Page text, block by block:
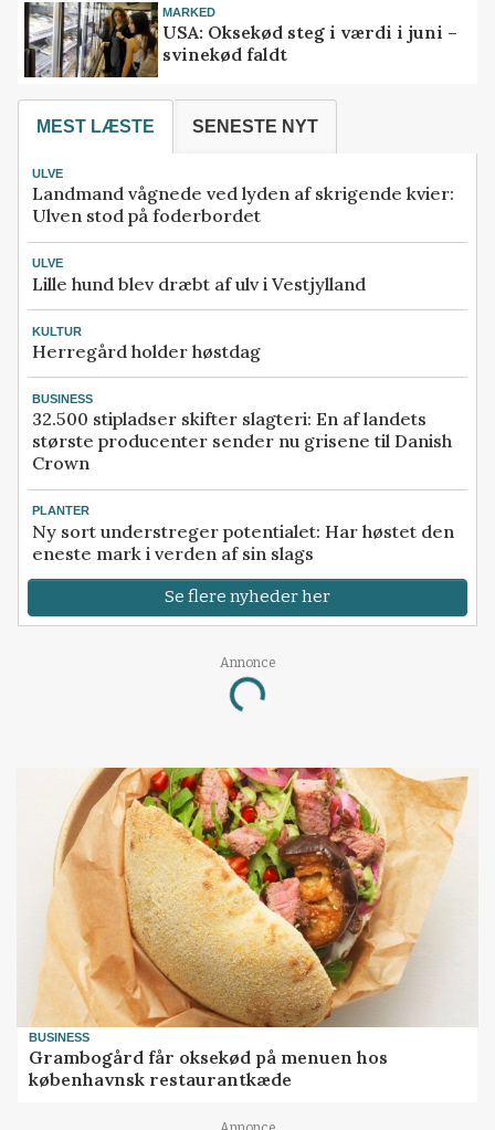
MARKED
USA: Oksekød steg i værdi i juni –
svinekød faldt
MEST LÆSTE SENESTE NYT
ULVE
Landmand vågnede ved lyden af skrigende kvier:
Ulven stod på foderbordet
ULVE
Lille hund blev dræbt af ulv i Vestjylland
KULTUR
Herregård holder høstdag
BUSINESS
32.500 stipladser skifter slagteri: En af landets
største producenter sender nu grisene til Danish
Crown
PLANTER
Ny sort understreger potentialet: Har høstet den
eneste mark i verden af sin slags
Se flere nyheder her
Annonce
Loading...
BUSINESS
Grambogård får oksekød på menuen hos
københavnsk restaurantkæde